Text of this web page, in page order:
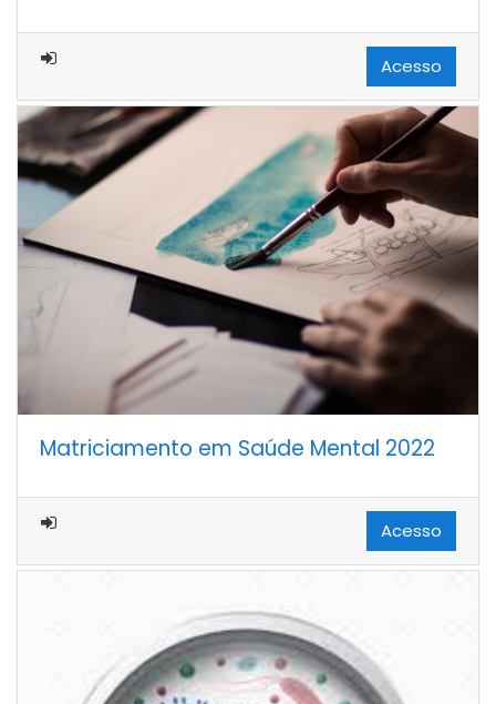
Acesso
Matriciamento em Saúde Mental 2022
Acesso